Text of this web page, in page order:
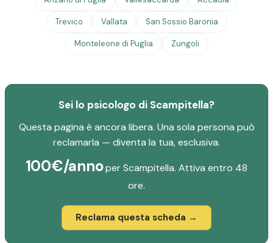
Trevico Vallata San Sossio Baronia
Monteleone di Puglia Zungoli
Sei lo psicologo di Scampitella?
Questa pagina è ancora libera. Una sola persona può
reclamarla — diventa la tua, esclusiva.
100€/annoper Scampitella. Attiva entro 48
ore.
Reclama questa scheda →